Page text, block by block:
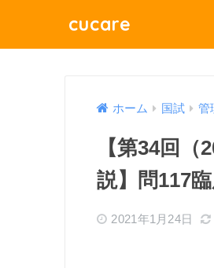
cucare
ホーム 国試 管
【第34回
説】問117臨
2021年1月24日